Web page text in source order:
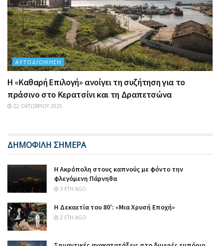
ΑΥΤΟΔΙΟΊΚΗΣΗ
Η «Καθαρή Επιλογή» ανοίγει τη συζήτηση για το
πράσινο στο Κερατσίνι και τη Δραπετσώνα
22 ΟΚΤΩΒΡΊΟΥ 2025
ΔΗΜΟΦΙΛΗ ΣΗΜΕΡΑ
Η Ακρόπολη στους καπνούς με φόντο την
φλεγόμενη Πάρνηθα
3 ΈΤΗ AGO
Η Δεκαετία του 80′: «Μια Χρυσή Εποχή»
2 ΈΤΗ AGO